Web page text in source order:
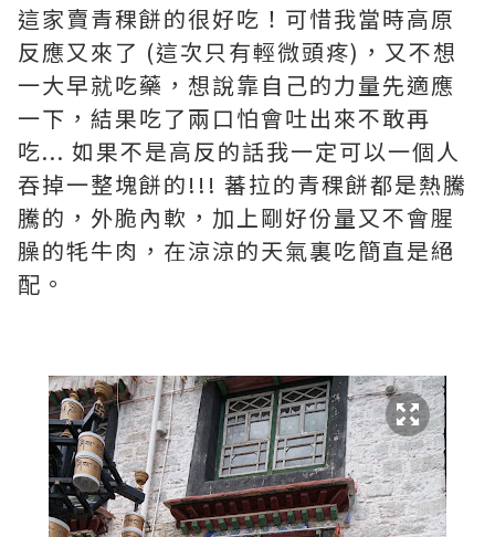
這家賣青稞餅的很好吃！可惜我當時高原
反應又來了 (這次只有輕微頭疼)，又不想
一大早就吃藥，想說靠自己的力量先適應
一下，結果吃了兩口怕會吐出來不敢再
吃... 如果不是高反的話我一定可以一個人
吞掉一整塊餅的!!! 蕃拉的青稞餅都是熱騰
騰的，外脆內軟，加上剛好份量又不會腥
臊的牦牛肉，在涼涼的天氣裏吃簡直是絕
配。